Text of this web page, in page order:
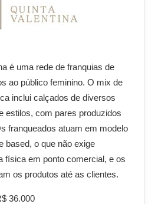
é uma rede de franquias de
ao público feminino. O mix de
inclui calçados de diversos
estilos, com pares produzidos
franqueados atuam em modelo
based, o que não exige
física em ponto comercial, e os
os produtos até as clientes.
36.000